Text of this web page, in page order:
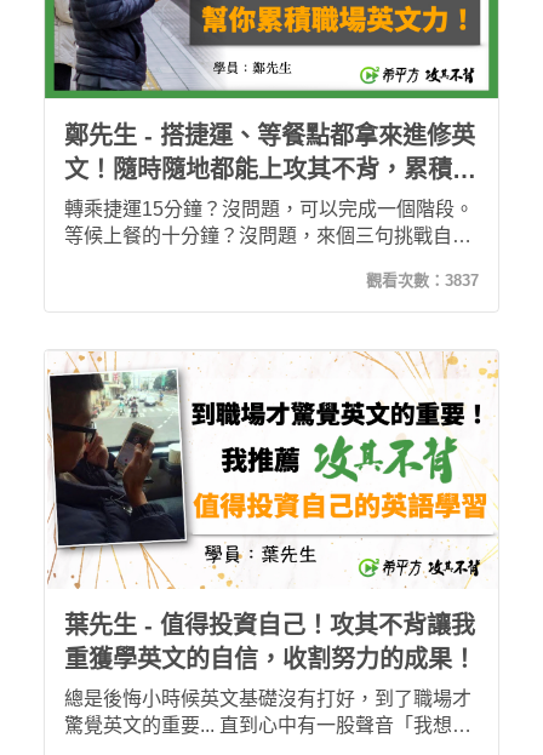
鄭先生 - 搭捷運、等餐點都拿來進修英
文！隨時隨地都能上攻其不背，累積職
場英文力！
轉乘捷運15分鐘？沒問題，可以完成一個階段。
等候上餐的十分鐘？沒問題，來個三句挑戰自己
解決了我的困擾，讓我可以運用通勤或瑣碎的時
間，充實自己的職場英文！
觀看次數： 3837
葉先生 - 值得投資自己！攻其不背讓我
重獲學英文的自信，收割努力的成果！
總是後悔小時候英文基礎沒有打好，到了職場才
驚覺英文的重要... 直到心中有一股聲音「我想學